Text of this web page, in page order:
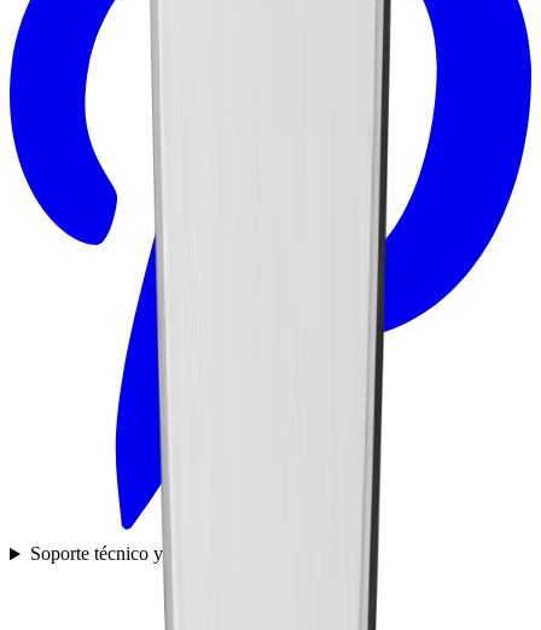
Soporte técnico y preguntas